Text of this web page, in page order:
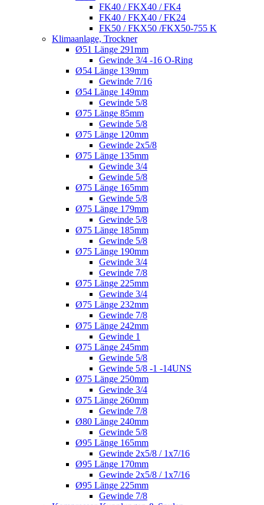
FK40 / FKX40 / FK4
FK40 / FKX40 / FK24
FK50 / FKX50 /FKX50-755 K
Klimaanlage, Trockner
Ø51 Länge 291mm
Gewinde 3/4 -16 O-Ring
Ø54 Länge 139mm
Gewinde 7/16
Ø54 Länge 149mm
Gewinde 5/8
Ø75 Länge 85mm
Gewinde 5/8
Ø75 Länge 120mm
Gewinde 2x5/8
Ø75 Länge 135mm
Gewinde 3/4
Gewinde 5/8
Ø75 Länge 165mm
Gewinde 5/8
Ø75 Länge 179mm
Gewinde 5/8
Ø75 Länge 185mm
Gewinde 5/8
Ø75 Länge 190mm
Gewinde 3/4
Gewinde 7/8
Ø75 Länge 225mm
Gewinde 3/4
Ø75 Länge 232mm
Gewinde 7/8
Ø75 Länge 242mm
Gewinde 1
Ø75 Länge 245mm
Gewinde 5/8
Gewinde 5/8 -1 -14UNS
Ø75 Länge 250mm
Gewinde 3/4
Ø75 Länge 260mm
Gewinde 7/8
Ø80 Länge 240mm
Gewinde 5/8
Ø95 Länge 165mm
Gewinde 2x5/8 / 1x7/16
Ø95 Länge 170mm
Gewinde 2x5/8 / 1x7/16
Ø95 Länge 225mm
Gewinde 7/8